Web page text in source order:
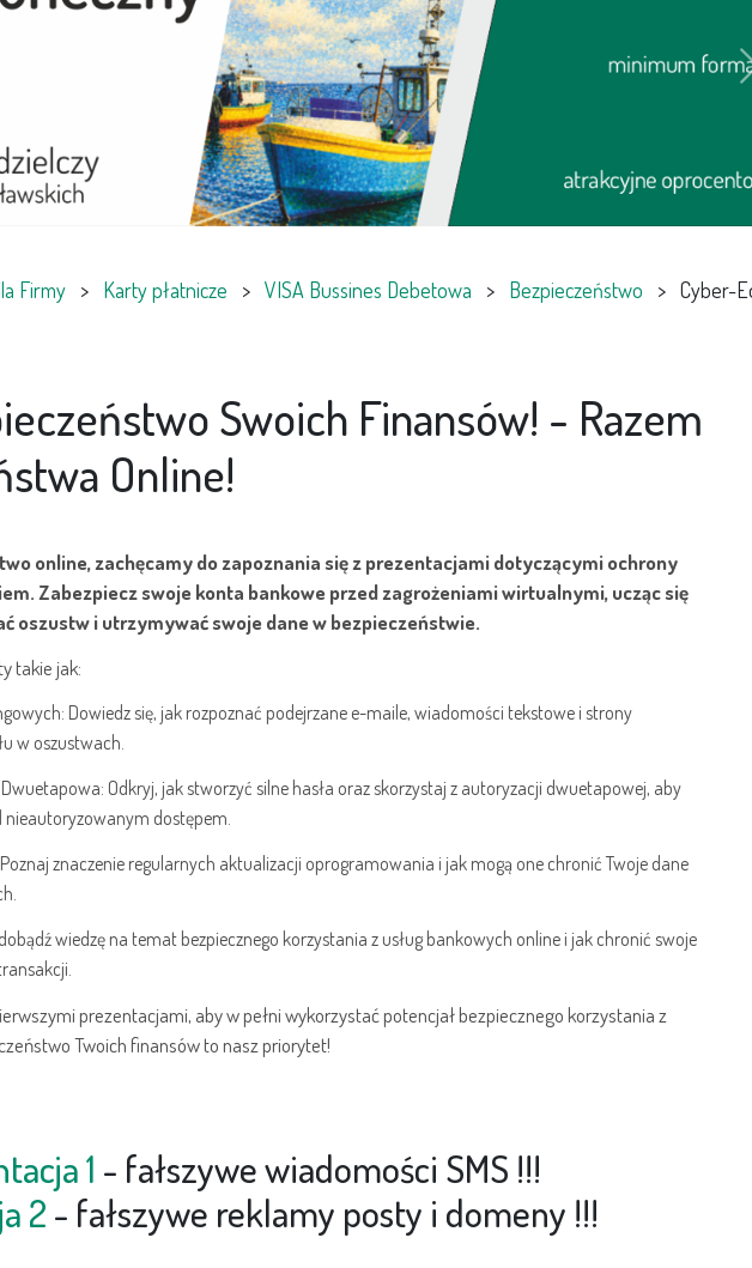
Portal kartosfera
Portal do zarządzania kartami debetowymi
Firmy > Karty płatnicze > VISA Bussines Debetowa > Bezpieczeństwo > Cyber-
Swoich Finansów! - Razem
Online!
online, zachęcamy do zapoznania się z prezentacjami dotyczącymi ochrony
Zabezpiecz swoje konta bankowe przed zagrożeniami wirtualnymi, ucząc się
oszustw i utrzymywać swoje dane w bezpieczeństwie.
takie jak:
Dowiedz się, jak rozpoznać podejrzane e-maile, wiadomości tekstowe i strony
w oszustwach.
Odkryj, jak stworzyć silne hasła oraz skorzystaj z autoryzacji dwuetapowej, aby
nieautoryzowanym dostępem.
znaczenie regularnych aktualizacji oprogramowania i jak mogą one chronić Twoje dane
wiedzę na temat bezpiecznego korzystania z usług bankowych online i jak chronić swoje
prezentacjami, aby w pełni wykorzystać potencjał bezpiecznego korzystania z
Twoich finansów to nasz priorytet!
1 - fałszywe wiadomości SMS !!!
2 - fałszywe reklamy posty i domeny !!!